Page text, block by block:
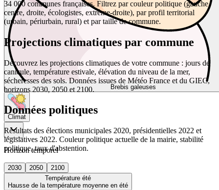
Brebis galeuses
Climat
Horizon temporel
2030 2050
2100
Température été
Hausse de la température moyenne en été
34 000 communes françaises. Filtrez par couleur politique (gauche,
centre, droite, écologistes, extrême-droite), par profil territorial
(urbain, périurbain, rural) et par taille de commune.
Projections climatiques par commune
Découvrez les projections climatiques de votre commune : jours de
canicule, température estivale, élévation du niveau de la mer,
sécheresses des sols. Données issues de Météo France et du GIEC,
horizons 2030, 2050 et 2100.
Données politiques
Résultats des élections municipales 2020, présidentielles 2022 et
législatives 2022. Couleur politique actuelle de la mairie, stabilité
politique, taux d'abstention.